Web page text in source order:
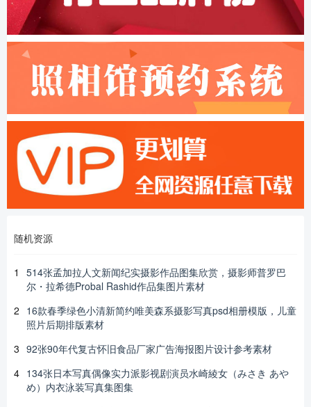
随机资源
1
514张孟加拉人文新闻纪实摄影作品图集欣赏，摄影师普罗巴
尔・拉希德Probal Rashid作品集图片素材
2 16款春季绿色小清新简约唯美森系摄影写真psd相册模版，儿童
照片后期排版素材
3 92张90年代复古怀旧食品厂家广告海报图片设计参考素材
4 134张日本写真偶像实力派影视剧演员水崎綾女（みさき あや
め）内衣泳装写真集图集